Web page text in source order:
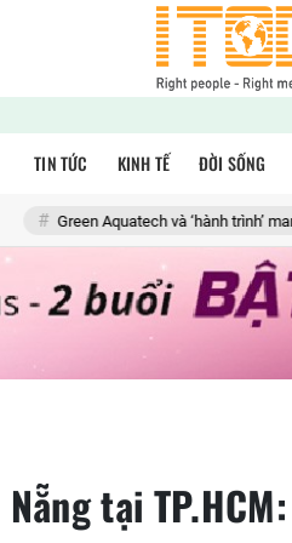
TIN TỨC KINH TẾ ĐỜI SỐNG
và ‘hành trình’ mang hàu Quảng
tại